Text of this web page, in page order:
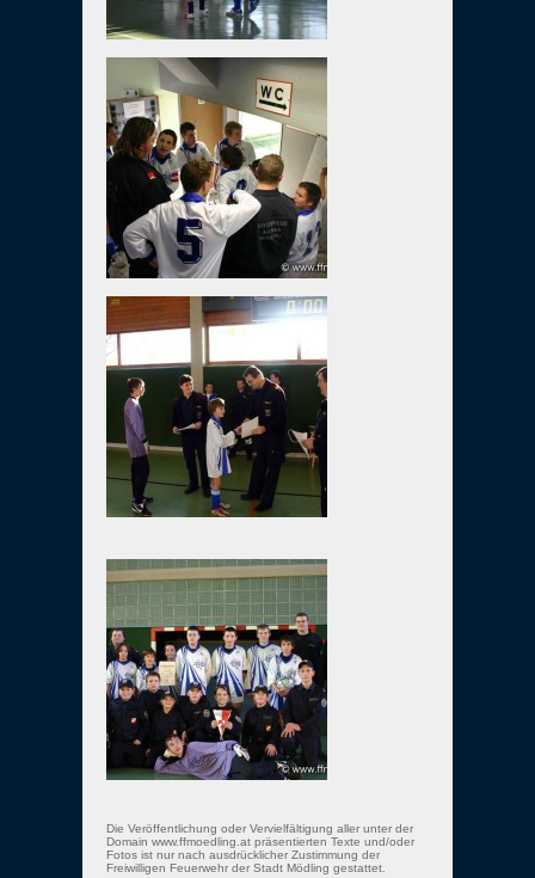
Die Veröffentlichung oder Vervielfältigung aller unter der
Domain www.ffmoedling.at präsentierten Texte und/oder
Fotos ist nur nach ausdrücklicher Zustimmung der
Freiwilligen Feuerwehr der Stadt Mödling gestattet.